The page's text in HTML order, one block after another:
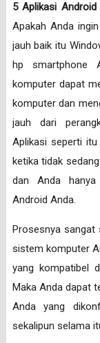
5 Aplikasi
Apakah Anda
jauh baik itu
hp smartphone
komputer dapat
komputer dan
jauh dari
Aplikasi seperti
ketika tidak
dan Anda hanya
Android Anda.
Prosesnya sangat
sistem komputer
yang kompatibel
Maka Anda dapat
Anda yang
sekalipun selama